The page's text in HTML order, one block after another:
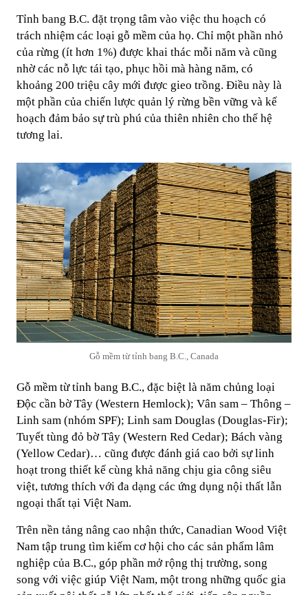
Tỉnh bang B.C. đặt trọng tâm vào việc thu hoạch có
trách nhiệm các loại gỗ mềm của họ. Chỉ một phần nhỏ
của rừng (ít hơn 1%) được khai thác mỗi năm và cũng
nhờ các nỗ lực tái tạo, phục hồi mà hàng năm, có
khoảng 200 triệu cây mới được gieo trồng. Điều này là
một phần của chiến lược quản lý rừng bền vững và kế
hoạch đảm bảo sự trù phú của thiên nhiên cho thế hệ
tương lai.
Gỗ mềm từ tỉnh bang B.C., Canada
Gỗ mềm từ tỉnh bang B.C., đặc biệt là năm chủng loại
Độc cần bờ Tây (Western Hemlock); Vân sam – Thông –
Linh sam (nhóm SPF); Linh sam Douglas (Douglas-Fir);
Tuyết tùng đỏ bờ Tây (Western Red Cedar); Bách vàng
(Yellow Cedar)… cũng được đánh giá cao bởi sự linh
hoạt trong thiết kế cùng khả năng chịu gia công siêu
việt, tương thích với đa dạng các ứng dụng nội thất lẫn
ngoại thất tại Việt Nam.
Trên nền tảng nâng cao nhận thức, Canadian Wood Việt
Nam tập trung tìm kiếm cơ hội cho các sản phẩm lâm
nghiệp của B.C., góp phần mở rộng thị trường, song
song với việc giúp Việt Nam, một trong những quốc gia